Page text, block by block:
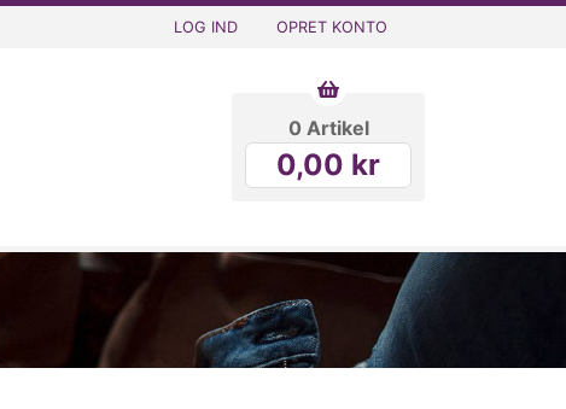
LOG IND OPRET KONTO
0 Artikel
0,00 kr